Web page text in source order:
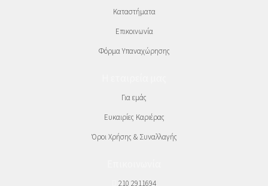
Καταστήματα
Επικοινωνία
Φόρμα Υπαναχώρησης
Για εμάς
Ευκαιρίες Καριέρας
Όροι Χρήσης & Συναλλαγής
210 2911694